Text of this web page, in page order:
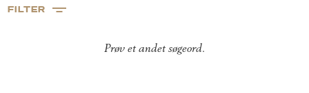
FILTER
Prøv et andet søgeord.